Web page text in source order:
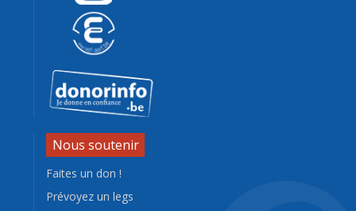
Nous soutenir
Faites un don !
Prévoyez un legs